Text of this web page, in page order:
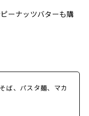
ーナッツバターも購
ば、パスタ麺、マカ